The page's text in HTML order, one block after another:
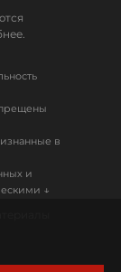
в
и
↓